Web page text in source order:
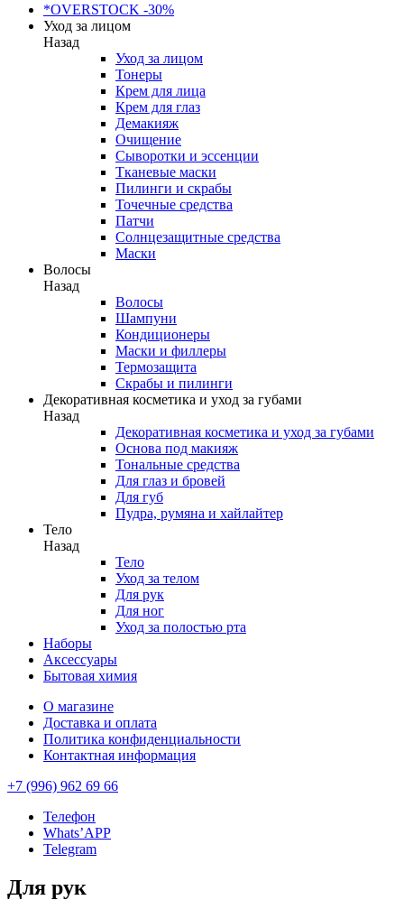
*OVERSTOCK -30%
Уход за лицом
Назад
Уход за лицом
Тонеры
Крем для лица
Крем для глаз
Демакияж
Очищение
Сыворотки и эссенции
Тканевые маски
Пилинги и скрабы
Точечные средства
Патчи
Солнцезащитные средства
Маски
Волосы
Назад
Волосы
Шампуни
Кондиционеры
Маски и филлеры
Термозащита
Скрабы и пилинги
Декоративная косметика и уход за губами
Назад
Декоративная косметика и уход за губами
Основа под макияж
Тональные средства
Для глаз и бровей
Для губ
Пудра, румяна и хайлайтер
Тело
Назад
Тело
Уход за телом
Для рук
Для ног
Уход за полостью рта
Наборы
Аксессуары
Бытовая химия
О магазине
Доставка и оплата
Политика конфиденциальности
Контактная информация
+7 (996) 962 69 66
Телефон
Whats’APP
Telegram
Для рук